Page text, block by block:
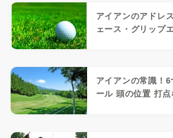
アイアンのアドレ
ェース・グリップ
アイアンの常識！
ール 頭の位置 打